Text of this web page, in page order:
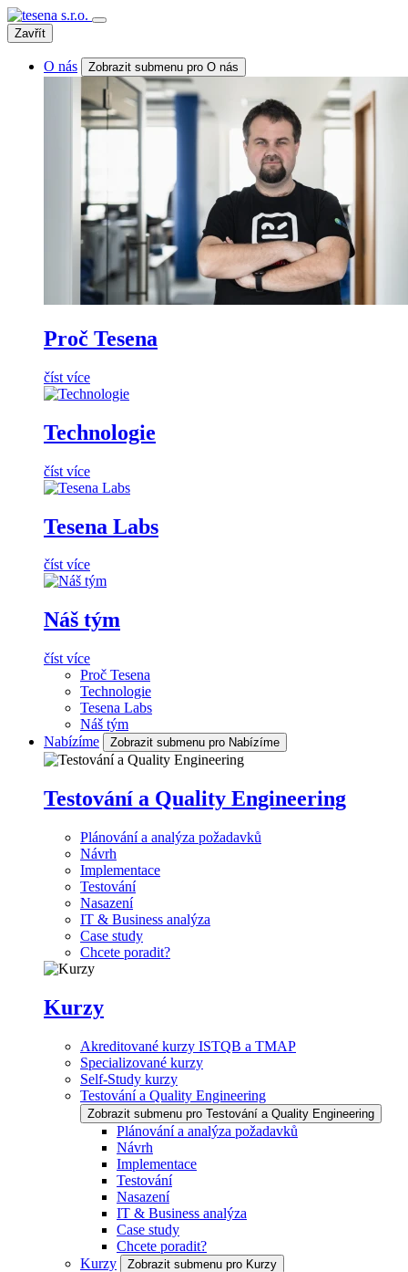
Zavřít
O nás Zobrazit submenu pro O nás
Proč Tesena
číst více
Technologie
číst více
Tesena Labs
číst více
Náš tým
číst více
Proč Tesena
Technologie
Tesena Labs
Náš tým
Nabízíme
Zobrazit submenu pro Nabízíme
Testování a Quality Engineering
Plánování a analýza požadavků
Návrh
Implementace
Testování
Nasazení
IT & Business analýza
Case study
Chcete poradit?
Kurzy
Akreditované kurzy ISTQB a TMAP
Specializované kurzy
Self-Study kurzy
Testování a Quality Engineering
Zobrazit submenu pro Testování a Quality Engineering
Plánování a analýza požadavků
Návrh
Implementace
Testování
Nasazení
IT & Business analýza
Case study
Chcete poradit?
Kurzy
Zobrazit submenu pro Kurzy